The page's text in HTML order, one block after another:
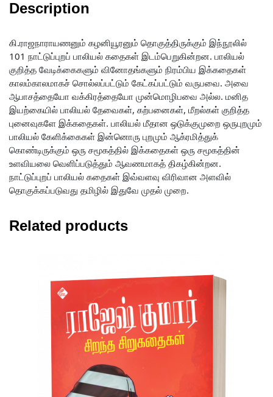
Description
கி.ராஜநாராயணனும் கழனியூரனும் தொகுத்திருக்கும் இந்நூலில்
101 நாட்டுப்புறப் பாலியல் கதைகள் இடம்பெறுகின்றன. பாலியல்
குறித்த வேடிக்கைகளும் வினோதங்களும் நிரம்பிய இக்கதைகள்
காலம்காலமாகச் சொல்லப்பட்டும் கேட்கப்பட்டும் வருபவை. அவை
ஆபாசத்தையோ வக்கிரத்தையோ முன்மொழிபவை அல்ல. மனித
இயற்கையில் பாலியல் தேவைகள், கற்பனைகள், மீறல்கள் குறித்த
புனைவுகளே இக்கதைகள். பாலியல் மீதான ஒடுக்குமுறை ஒருபுறமும்
பாலியல் கேளிக்கைகள் இன்னொரு புறமும் ஆக்ரமித்துக்
கொண்டிருக்கும் ஒரு சமூகத்தில் இக்கதைகள் ஒரு சமூகத்தின்
உளவியலை வெளிப்படுத்தும் ஆவணமாகத் திகழ்கின்றன.
நாட்டுப்புறப் பாலியல் கதைகள் இவ்வளவு விரிவான அளவில்
தொகுக்கப்படுவது தமிழில் இதுவே முதல் முறை.
Related products